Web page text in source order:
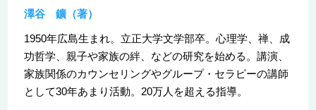
澤谷 鑛（著）
1950年広島生まれ。立正大学文学部卒。心理学、禅、成
功哲学、親子や家族の絆、などの研究を始める。講演、
家族関係のカウンセリングやグループ・セラピーの講師
として30年あまり活動。20万人を超える指導。